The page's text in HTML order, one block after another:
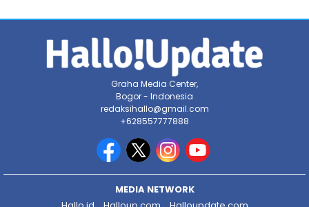
Graha Media Center,
Bogor - Indonesia
redaksihallo@gmail.com
+628557777888
MEDIA NETWORK